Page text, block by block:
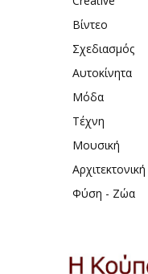
Βίντεο
Σχεδιασμός
Αυτοκίνητα
Μόδα
Τέχνη
Μουσική
Αρχιτεκτονική
Φύση - Ζώα